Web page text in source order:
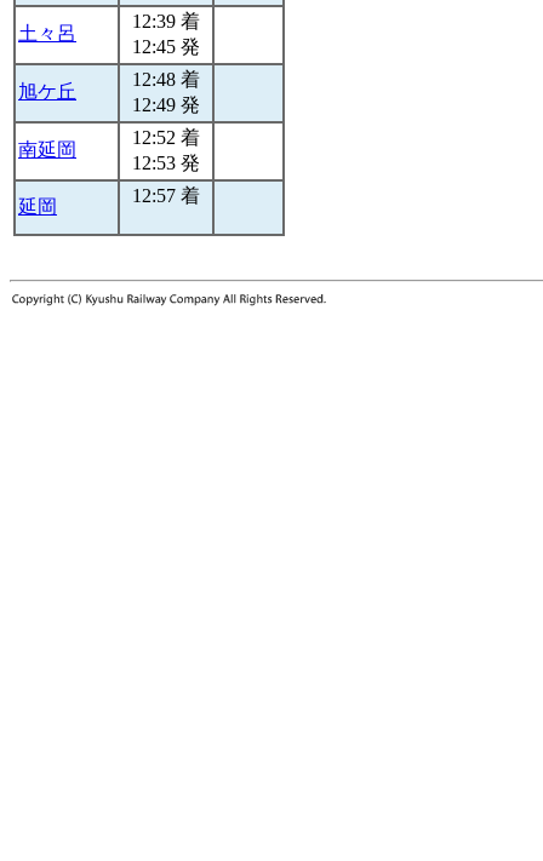
土々呂
12:39 着
12:45 発
旭ケ丘
12:48 着
12:49 発
南延岡
12:52 着
12:53 発
延岡
12:57 着